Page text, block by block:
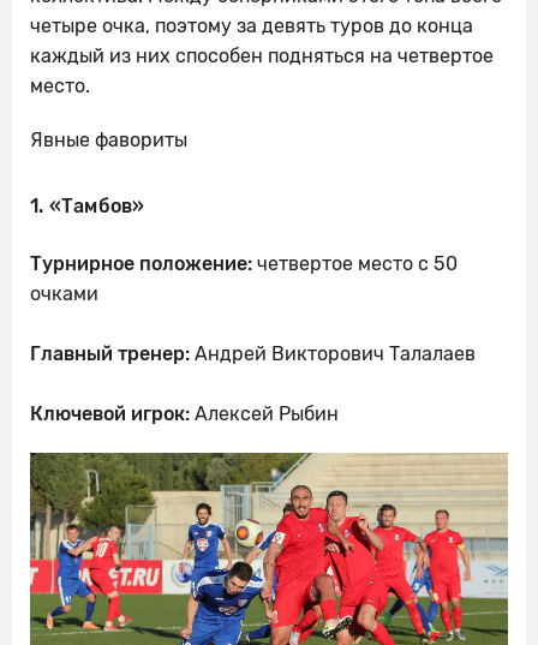
четыре очка, поэтому за девять туров до конца
каждый из них способен подняться на четвертое
место.
Явные фавориты
1. «Тамбов»
Турнирное положение: четвертое место с 50
очками
Главный тренер: Андрей Викторович Талалаев
Ключевой игрок: Алексей Рыбин